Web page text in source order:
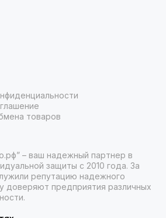
товаров
– ваш надежный партнер в
защиты с 2010 года. За
репутацию надежного
доверяют предприятия различных